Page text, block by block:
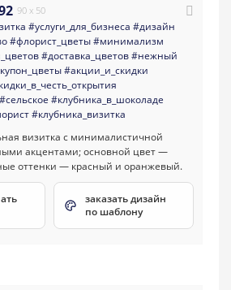
90 x 50
#услуги_для_бизнеса #дизайн
#флорист_цветы#минимализм
#доставка_цветов#нежный
#акции_и_скидки
#сельское #клубника_в_шоколаде
#клубника_визитка
заказать дизайн
по шаблону